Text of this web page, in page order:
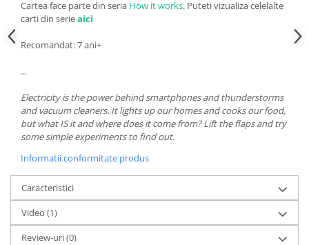
Cartea face parte din seria How it works. Puteti vizualiza celelalte
carti din serieaici
Recomandat: 7 ani+
...
Electricity is the power behind smartphones and thunderstorms
and vacuum cleaners. It lights up our homes and cooks our food,
but what IS it and where does it come from? Lift the flaps and try
some simple experiments to find out.
Informatii conformitate produs
Caracteristici
Video (1)
Review-uri(0)